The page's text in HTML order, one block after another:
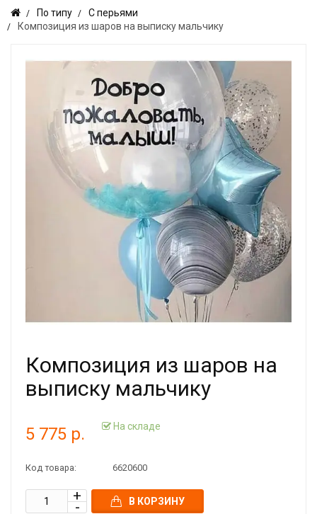
По типу
С перьями
Композиция из шаров на выписку мальчику
Композиция из шаров на
выписку мальчику
5 775 р. На складе
Код товара: 6620600
В КОРЗИНУ